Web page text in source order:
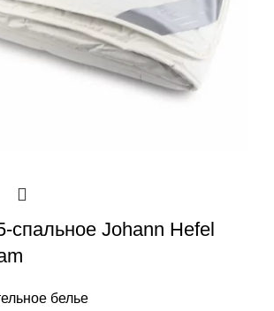
спальное Johann Hefel
белье